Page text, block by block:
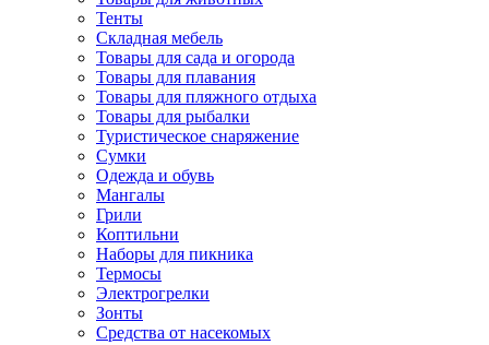
Тенты
Складная мебель
Товары для сада и огорода
Товары для плавания
Товары для пляжного отдыха
Товары для рыбалки
Туристическое снаряжение
Сумки
Одежда и обувь
Мангалы
Грили
Коптильни
Наборы для пикника
Термосы
Электрогрелки
Зонты
Средства от насекомых